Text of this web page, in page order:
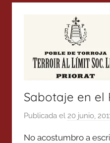
Sabotaje en el
Publicada el 20 junio,
No acostumbro a